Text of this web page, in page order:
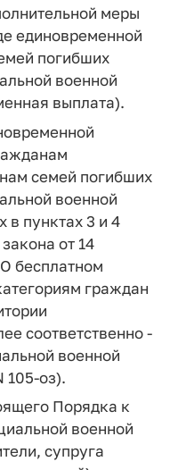
меры
единовременной
погибших
военной
выплата).
семей погибших
военной
в пунктах 3 и 4
закона от 14
бесплатном
граждан
соответственно -
военной
105-оз).
Порядка к
военной
супруга